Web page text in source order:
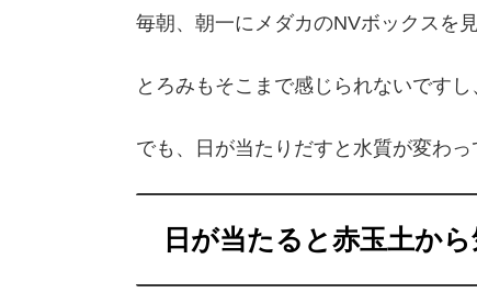
毎朝、朝一にメダカのNVボックスを見
とろみもそこまで感じられないです
でも、日が当たりだすと水質が変わっ
日が当たると赤玉土か